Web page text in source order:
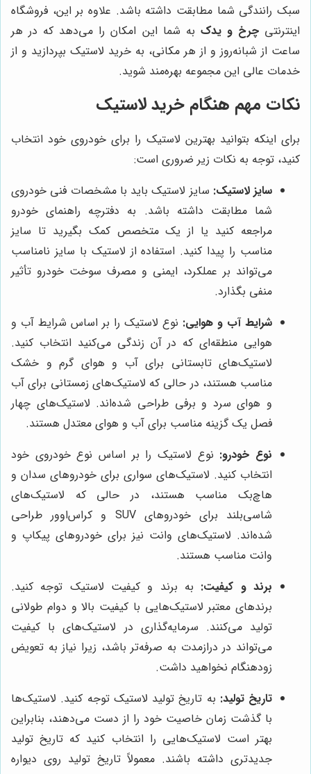
سبک رانندگی شما مطابقت داشته باشد. علاوه بر این، فروشگاه
اینترنتیچرخ و یدک به شما این امکان را می‌دهد که در هر
ساعت از شبانه‌روز و از هر مکانی، به خرید لاستیک بپردازید و از
خدمات عالی این مجموعه بهره‌مند شوید.
نکات مهم هنگام خرید لاستیک
برای اینکه بتوانید بهترین لاستیک را برای خودروی خود انتخاب
کنید، توجه به نکات زیر ضروری است:
سایز لاستیک: سایز لاستیک باید با مشخصات فنی خودروی
شما مطابقت داشته باشد. به دفترچه راهنمای خودرو
مراجعه کنید یا از یک متخصص کمک بگیرید تا سایز
مناسب را پیدا کنید. استفاده از لاستیک با سایز نامناسب
می‌تواند بر عملکرد، ایمنی و مصرف سوخت خودرو تأثیر
منفی بگذارد.
شرایط آب و هوایی: نوع لاستیک را بر اساس شرایط آب و
هوایی منطقه‌ای که در آن زندگی می‌کنید انتخاب کنید.
لاستیک‌های تابستانی برای آب و هوای گرم و خشک
مناسب هستند، در حالی که لاستیک‌های زمستانی برای آب
و هوای سرد و برفی طراحی شده‌اند. لاستیک‌های چهار
فصل یک گزینه مناسب برای آب و هوای معتدل هستند.
نوع خودرو: نوع لاستیک را بر اساس نوع خودروی خود
انتخاب کنید. لاستیک‌های سواری برای خودروهای سدان و
هاچ‌بک مناسب هستند، در حالی که لاستیک‌های
شاسی‌بلند برای خودروهای SUV و کراس‌اوور طراحی
شده‌اند. لاستیک‌های وانت نیز برای خودروهای پیکاپ و
وانت مناسب هستند.
برند و کیفیت: به برند و کیفیت لاستیک توجه کنید.
برندهای معتبر لاستیک‌هایی با کیفیت بالا و دوام طولانی
تولید می‌کنند. سرمایه‌گذاری در لاستیک‌های با کیفیت
می‌تواند در درازمدت به صرفه‌تر باشد، زیرا نیاز به تعویض
زودهنگام نخواهید داشت.
تاریخ تولید: به تاریخ تولید لاستیک توجه کنید. لاستیک‌ها
با گذشت زمان خاصیت خود را از دست می‌دهند، بنابراین
بهتر است لاستیک‌هایی را انتخاب کنید که تاریخ تولید
جدیدتری داشته باشند. معمولاً تاریخ تولید روی دیواره